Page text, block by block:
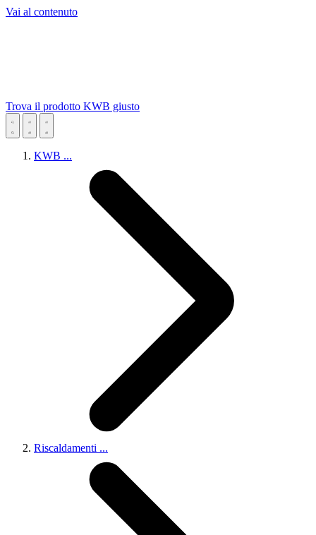
Vai al contenuto
Trova il prodotto KWB giusto
KWB ...
Riscaldamenti ...